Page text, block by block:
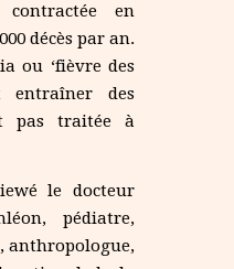
contractée en
décès par an.
ou ‘fièvre des
entraîner des
pas traitée à
le docteur
pédiatre,
anthropologue,